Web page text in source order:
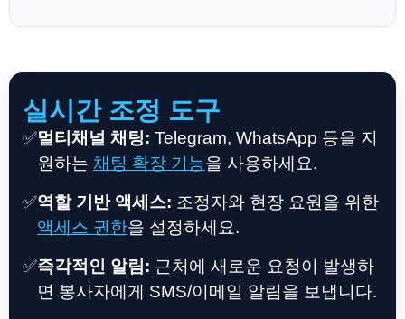
실시간 조정 도구
✅멀티채널 채팅: Telegram, WhatsApp 등을 지
원하는 채팅 확장 기능을 사용하세요.
✅역할 기반 액세스: 조정자와 현장 요원을 위한
액세스 권한을 설정하세요.
✅즉각적인 알림: 근처에 새로운 요청이 발생하
면 봉사자에게 SMS/이메일 알림을 보냅니다.